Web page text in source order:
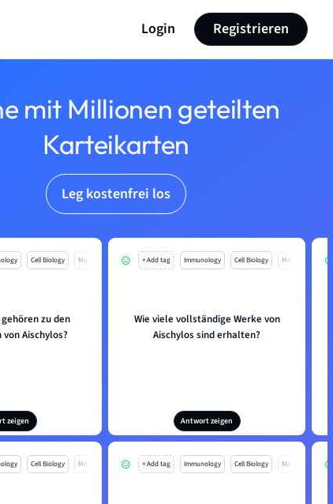
Login Registrieren
mit Millionen geteilten
Karteikarten
Leg kostenfrei los
Cell Biology Mo
zu den
Aischylos?
zeigen
+ Add tag Immunology Cell Biology Mo
Wie viele vollständige Werke von
Aischylos sind erhalten?
Antwort zeigen
Cell Biology Mo + Add tag Immunology Cell Biology Mo